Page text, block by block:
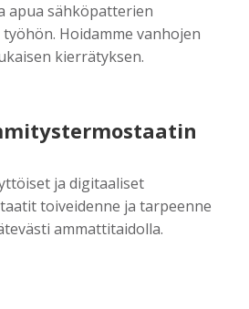
apua sähköpatterien
Hoidamme vanhojen
kierrätyksen.
ja digitaaliset
toiveidenne ja tarpeenne
ammattitaidolla.